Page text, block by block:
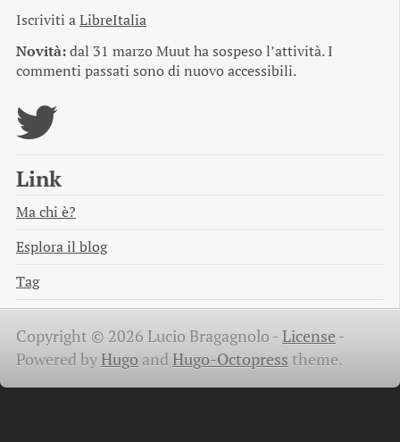
Iscriviti aLibreItalia
Novità:dal 31 marzo Muut ha sospeso l’attività. I
commenti passati sono di nuovo accessibili.
Link
Ma chi è?
Esplora il blog
Tag
Copyright © 2026 Lucio Bragagnolo -License -
Powered byHugo and Hugo-Octopress theme.